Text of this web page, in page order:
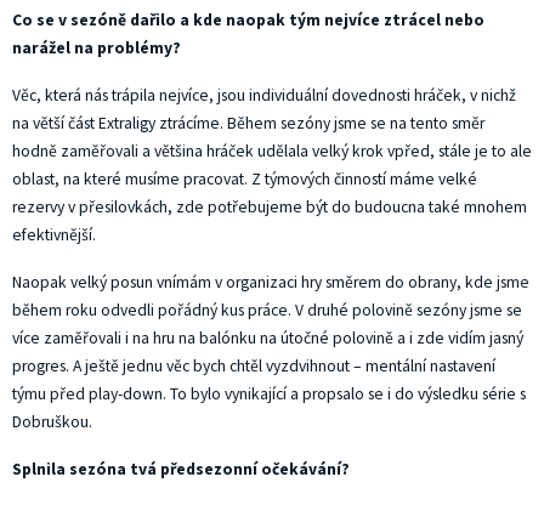
Co se v sezóně dařilo a kde naopak tým nejvíce ztrácel nebo
narážel na problémy?
Věc, která nás trápila nejvíce, jsou individuální dovednosti hráček, v nichž
na větší část Extraligy ztrácíme. Během sezóny jsme se na tento směr
hodně zaměřovali a většina hráček udělala velký krok vpřed, stále je to ale
oblast, na které musíme pracovat. Z týmových činností máme velké
rezervy v přesilovkách, zde potřebujeme být do budoucna také mnohem
efektivnější.
Naopak velký posun vnímám v organizaci hry směrem do obrany, kde jsme
během roku odvedli pořádný kus práce. V druhé polovině sezóny jsme se
více zaměřovali i na hru na balónku na útočné polovině a i zde vidím jasný
progres. A ještě jednu věc bych chtěl vyzdvihnout – mentální nastavení
týmu před play-down. To bylo vynikající a propsalo se i do výsledku série s
Dobruškou.
Splnila sezóna tvá předsezonní očekávání?